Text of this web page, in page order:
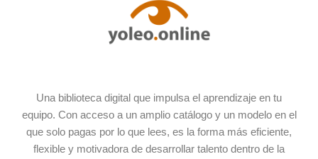
Una biblioteca digital que impulsa el aprendizaje en tu
equipo. Con acceso a un amplio catálogo y un modelo en el
que solo pagas por lo que lees, es la forma más eficiente,
flexible y motivadora de desarrollar talento dentro de la